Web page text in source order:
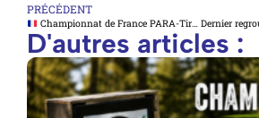
PRÉCÉDENT
Championnat de France PARA-Tir à l’arc TAE – CARPIQUET
D'autres articles :